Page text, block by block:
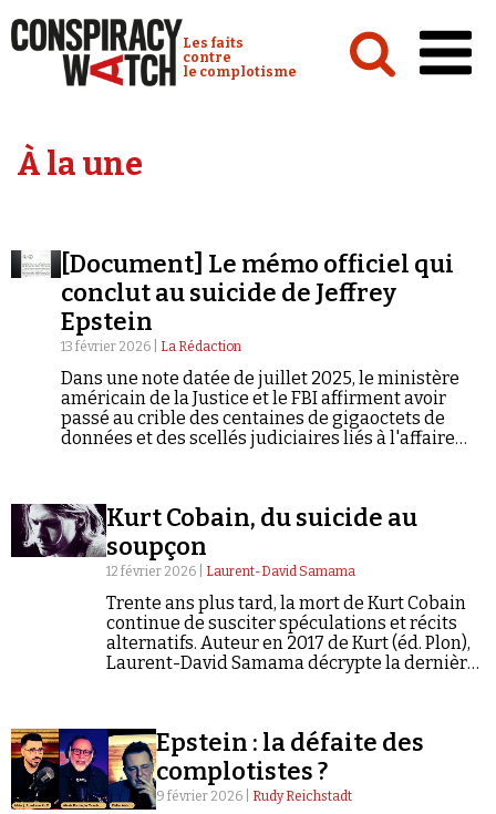
Conspiracy Watch :
Les faits
contre
le complotisme
Analyses
Vidéos
Émissions
Revues de presse
Faire un don
À la une
[Document] Le mémo officiel qui
conclut au suicide de Jeffrey
Epstein
13 février 2026 | La Rédaction
Dans une note datée de juillet 2025, le ministère
américain de la Justice et le FBI affirment avoir
passé au crible des centaines de gigaoctets de
données et des scellés judiciaires liés à l'affaire
qu'aucune « liste de clients » ni aucune preuve
crédible de chantage n'a été trouvée. Conspiracy
Watch en propose ici une traduction intégrale en
français.*
Kurt Cobain, du suicide au
soupçon
12 février 2026 | Laurent-David Samama
Trente ans plus tard, la mort de Kurt Cobain
continue de susciter spéculations et récits
alternatifs. Auteur en 2017 de Kurt (éd. Plon),
Laurent-David Samama décrypte la dernière
Epstein : la défaite des
complotistes ?
9 février 2026 | Rudy Reichstadt